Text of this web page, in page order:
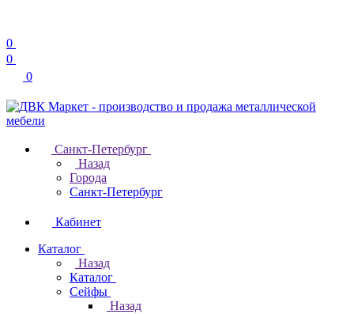
0
0
0
Санкт-Петербург
Назад
Города
Санкт-Петербург
Кабинет
Каталог
Назад
Каталог
Cейфы
Назад